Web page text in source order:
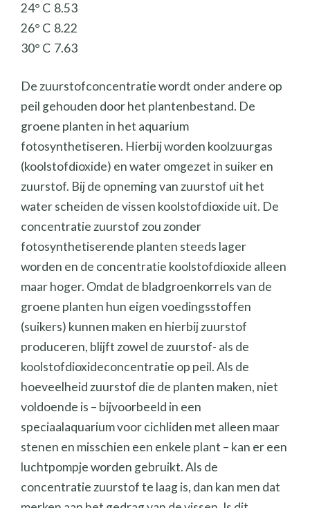
24° C 8.53
26° C 8.22
30° C 7.63
De zuurstofconcentratie wordt onder andere op
peil gehouden door het plantenbestand. De
groene planten in het aquarium
fotosynthetiseren. Hierbij worden koolzuurgas
(koolstofdioxide) en water omgezet in suiker en
zuurstof. Bij de opneming van zuurstof uit het
water scheiden de vissen koolstofdioxide uit. De
concentratie zuurstof zou zonder
fotosynthetiserende planten steeds lager
worden en de concentratie koolstofdioxide alleen
maar hoger. Omdat de bladgroenkorrels van de
groene planten hun eigen voedingsstoffen
(suikers) kunnen maken en hierbij zuurstof
produceren, blijft zowel de zuurstof- als de
koolstofdioxideconcentratie op peil. Als de
hoeveelheid zuurstof die de planten maken, niet
voldoende is – bijvoorbeeld in een
speciaalaquarium voor cichliden met alleen maar
stenen en misschien een enkele plant – kan er een
luchtpompje worden gebruikt. Als de
concentratie zuurstof te laag is, dan kan men dat